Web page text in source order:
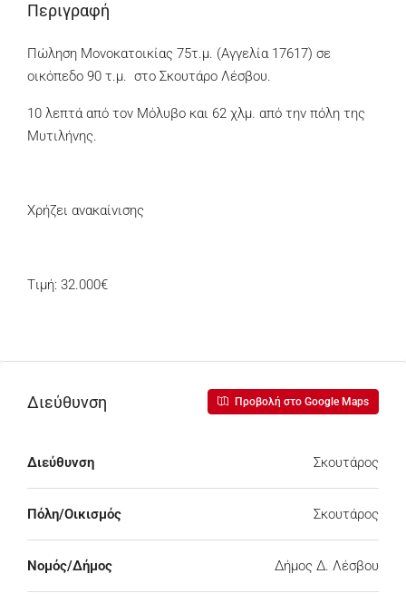
Περιγραφή
Πώληση Μονοκατοικίας 75τ.μ. (Αγγελία 17617) σε
οικόπεδο 90 τ.μ. στο Σκουτάρο Λέσβου.
10 λεπτά από τον Μόλυβο και 62 χλμ. από την πόλη της
Μυτιλήνης.
Χρήζει ανακαίνισης
Tιμή: 32.000€
Διεύθυνση Προβολή στο Google Maps
Διεύθυνση Σκουτάρος
Πόλη/Οικισμός Σκουτάρος
Νομός/Δήμος Δήμος Δ. Λέσβου